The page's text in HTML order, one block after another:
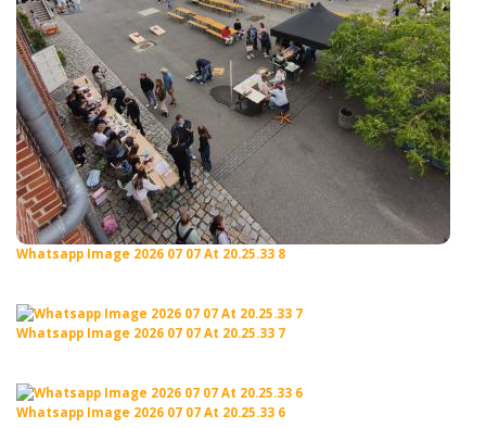
Whatsapp Image 2026 07 07 At 20.25.33 8
Whatsapp Image 2026 07 07 At 20.25.33 7
Whatsapp Image 2026 07 07 At 20.25.33 6